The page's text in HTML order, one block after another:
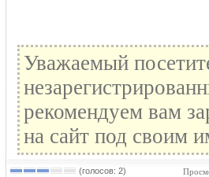
Уважаемый
рекомендуем вам
на сайт под своим
(голосов: 2)